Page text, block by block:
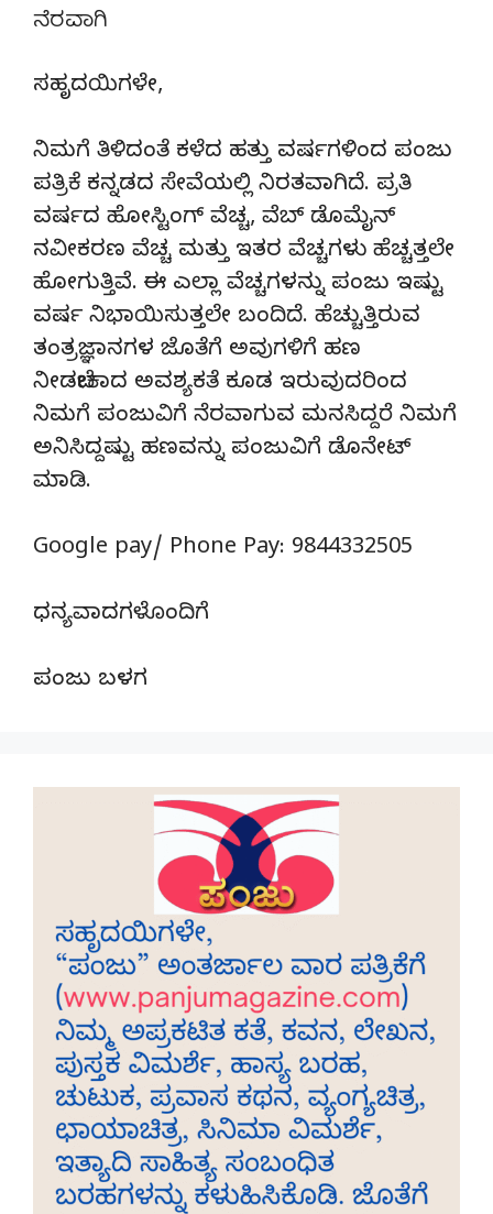
ನೆರವಾಗಿ
ಸಹೃದಯಿಗಳೇ,
ನಿಮಗೆ ತಿಳಿದಂತೆ ಕಳೆದ ಹತ್ತು ವರ್ಷಗಳಿಂದ ಪಂಜು
ಪತ್ರಿಕೆ ಕನ್ನಡದ ಸೇವೆಯಲ್ಲಿ ನಿರತವಾಗಿದೆ. ಪ್ರತಿ
ವರ್ಷದ ಹೋಸ್ಟಿಂಗ್‌ ವೆಚ್ಚ, ವೆಬ್‌ ಡೊಮೈನ್‌
ನವೀಕರಣ ವೆಚ್ಚ ಮತ್ತು ಇತರ ವೆಚ್ಚಗಳು ಹೆಚ್ಚತ್ತಲೇ
ಹೋಗುತ್ತಿವೆ. ಈ ಎಲ್ಲಾ ವೆಚ್ಚಗಳನ್ನು ಪಂಜು ಇಷ್ಟು
ವರ್ಷ ನಿಭಾಯಿಸುತ್ತಲೇ ಬಂದಿದೆ. ಹೆಚ್ಚುತ್ತಿರುವ
ತಂತ್ರಜ್ಞಾನಗಳ ಜೊತೆಗೆ ಅವುಗಳಿಗೆ ಹಣ
ನೀಡಬೇಕಾದ ಅವಶ್ಯಕತೆ ಕೂಡ ಇರುವುದರಿಂದ
ನಿಮಗೆ ಪಂಜುವಿಗೆ ನೆರವಾಗುವ ಮನಸಿದ್ದರೆ ನಿಮಗೆ
ಅನಿಸಿದ್ದಷ್ಟು ಹಣವನ್ನು ಪಂಜುವಿಗೆ ಡೊನೇಟ್‌
ಮಾಡಿ.
Google pay/ Phone Pay: 9844332505
ಧನ್ಯವಾದಗಳೊಂದಿಗೆ
ಪಂಜು ಬಳಗ